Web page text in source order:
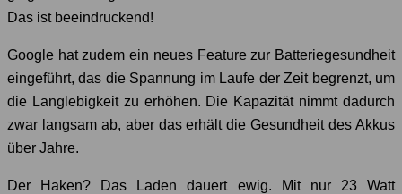
Das ist beeindruckend!
Google hat zudem ein neues Feature zur Batteriegesundheit
eingeführt, das die Spannung im Laufe der Zeit begrenzt, um
die Langlebigkeit zu erhöhen. Die Kapazität nimmt dadurch
zwar langsam ab, aber das erhält die Gesundheit des Akkus
über Jahre.
Der Haken? Das Laden dauert ewig. Mit nur 23 Watt